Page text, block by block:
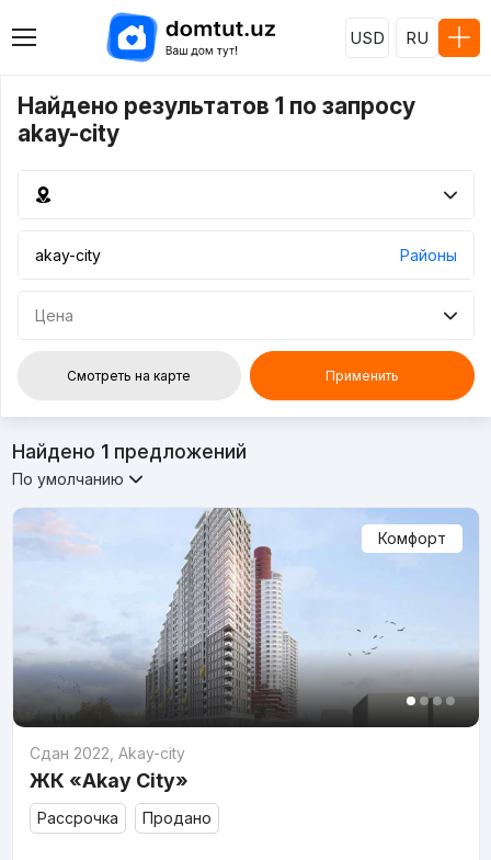
USD RU
Найдено результатов 1 по запросу
akay-city
Районы
Цена
Смотреть на карте Применить
Найдено 1предложений
По умолчанию
Комфорт
Сдан 2022 Akay-city
ЖК «Akay City»
Рассрочка Продано